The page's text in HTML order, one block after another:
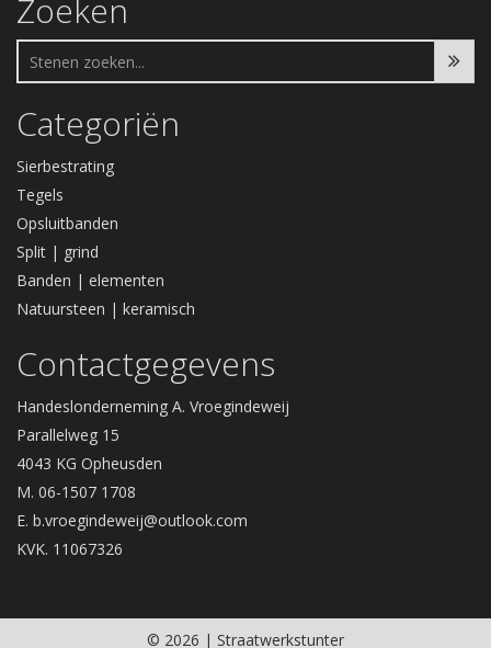
Zoeken
Categoriën
Sierbestrating
Tegels
Opsluitbanden
Split | grind
Banden | elementen
Natuursteen | keramisch
Contactgegevens
Handeslonderneming A. Vroegindeweij
Parallelweg 15
4043 KG Opheusden
M. 06-1507 1708
E. b.vroegindeweij@outlook.com
KVK. 11067326
© 2026 | Straatwerkstunter